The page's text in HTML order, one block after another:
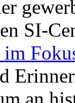
SI-
an